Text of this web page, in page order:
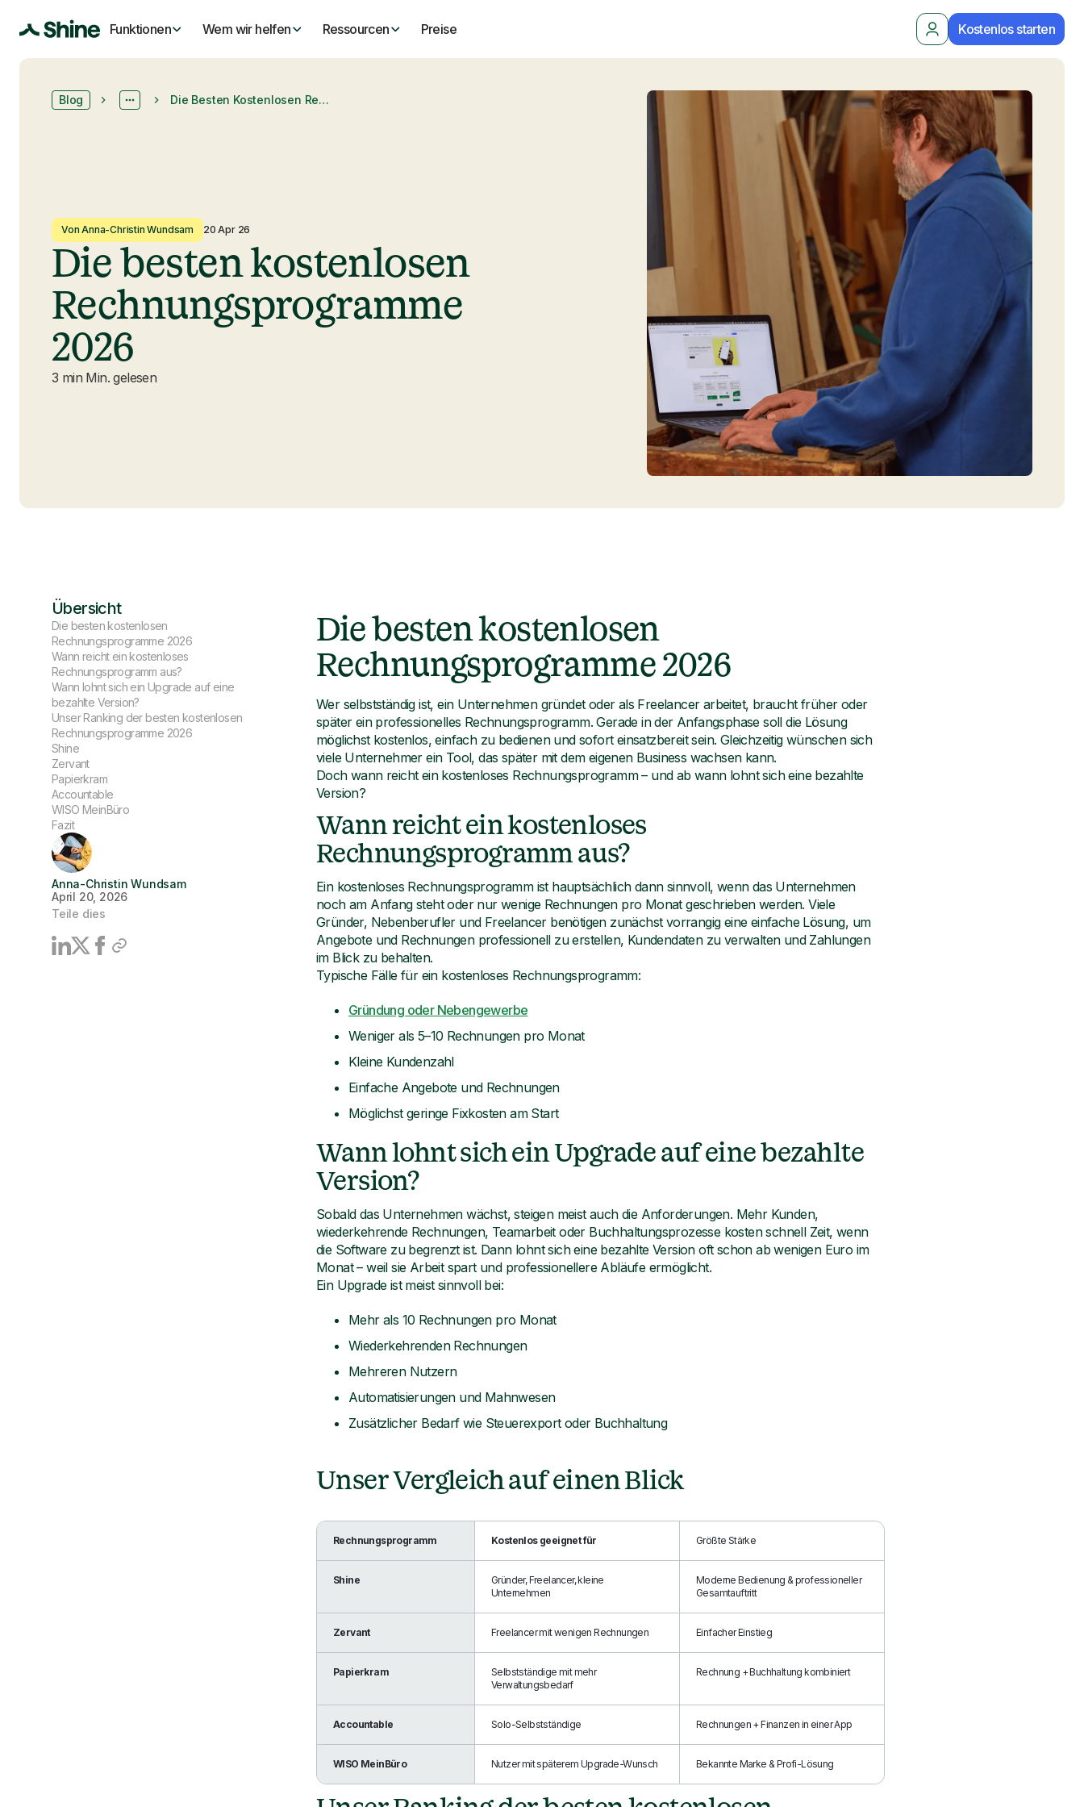
Funktionen Wem wir helfen Ressourcen Preise Kostenlos starten
Blog Die Besten Kostenlosen Rechnungsprogramme 2026
Von Anna-Christin Wundsam 20 Apr 26
Die besten kostenlosen
Rechnungsprogramme
2026
3 min Min. gelesen
Übersicht
Die besten kostenlosen
Rechnungsprogramme 2026
Wann reicht ein kostenloses
Rechnungsprogramm aus?
Wann lohnt sich ein Upgrade auf eine
bezahlte Version?
Unser Ranking der besten kostenlosen
Rechnungsprogramme 2026
Shine
Zervant
Papierkram
Accountable
WISO MeinBüro
Fazit
Anna-Christin Wundsam
April 20, 2026
Teile dies
Die besten kostenlosen
Rechnungsprogramme 2026
Wer selbstständig ist, ein Unternehmen gründet oder als Freelancer arbeitet, braucht früher oder
später ein professionelles Rechnungsprogramm. Gerade in der Anfangsphase soll die Lösung
möglichst kostenlos, einfach zu bedienen und sofort einsatzbereit sein. Gleichzeitig wünschen sich
viele Unternehmer ein Tool, das später mit dem eigenen Business wachsen kann.
Doch wann reicht ein kostenloses Rechnungsprogramm – und ab wann lohnt sich eine bezahlte
Version?
Wann reicht ein kostenloses
Rechnungsprogramm aus?
Ein kostenloses Rechnungsprogramm ist hauptsächlich dann sinnvoll, wenn das Unternehmen
noch am Anfang steht oder nur wenige Rechnungen pro Monat geschrieben werden. Viele
Gründer, Nebenberufler und Freelancer benötigen zunächst vorrangig eine einfache Lösung, um
Angebote und Rechnungen professionell zu erstellen, Kundendaten zu verwalten und Zahlungen
im Blick zu behalten.
Typische Fälle für ein kostenloses Rechnungsprogramm:
Gründung oder Nebengewerbe
Weniger als 5–10 Rechnungen pro Monat
Kleine Kundenzahl
Einfache Angebote und Rechnungen
Möglichst geringe Fixkosten am Start
Wann lohnt sich ein Upgrade auf eine bezahlte
Version?
Sobald das Unternehmen wächst, steigen meist auch die Anforderungen. Mehr Kunden,
wiederkehrende Rechnungen, Teamarbeit oder Buchhaltungsprozesse kosten schnell Zeit, wenn
die Software zu begrenzt ist. Dann lohnt sich eine bezahlte Version oft schon ab wenigen Euro im
Monat – weil sie Arbeit spart und professionellere Abläufe ermöglicht.
Ein Upgrade ist meist sinnvoll bei:
Mehr als 10 Rechnungen pro Monat
Wiederkehrenden Rechnungen
Mehreren Nutzern
Automatisierungen und Mahnwesen
Zusätzlicher Bedarf wie Steuerexport oder Buchhaltung
Unser Vergleich auf einen Blick
Rechnungsprogramm Kostenlos geeignet für Größte Stärke
Shine
Gründer, Freelancer, kleine
Unternehmen
Moderne Bedienung & professioneller
Gesamtauftritt
Zervant Freelancer mit wenigen Rechnungen Einfacher Einstieg
Papierkram
Selbstständige mit mehr
Verwaltungsbedarf
Rechnung + Buchhaltung kombiniert
Accountable Solo-Selbstständige Rechnungen + Finanzen in einer App
WISO MeinBüro Nutzer mit späterem Upgrade-Wunsch Bekannte Marke & Profi-Lösung